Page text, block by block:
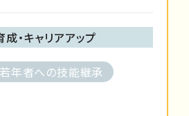
成・キャリアアップ
若年者への技能継承